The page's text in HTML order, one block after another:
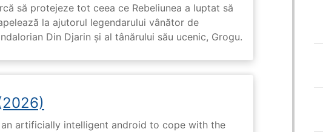
să protejeze tot ceea ce Rebeliunea a luptat să
la ajutorul legendarului vânător de
Din Djarin și al tânărului său ucenic, Grogu.
an artificially intelligent android to cope with the